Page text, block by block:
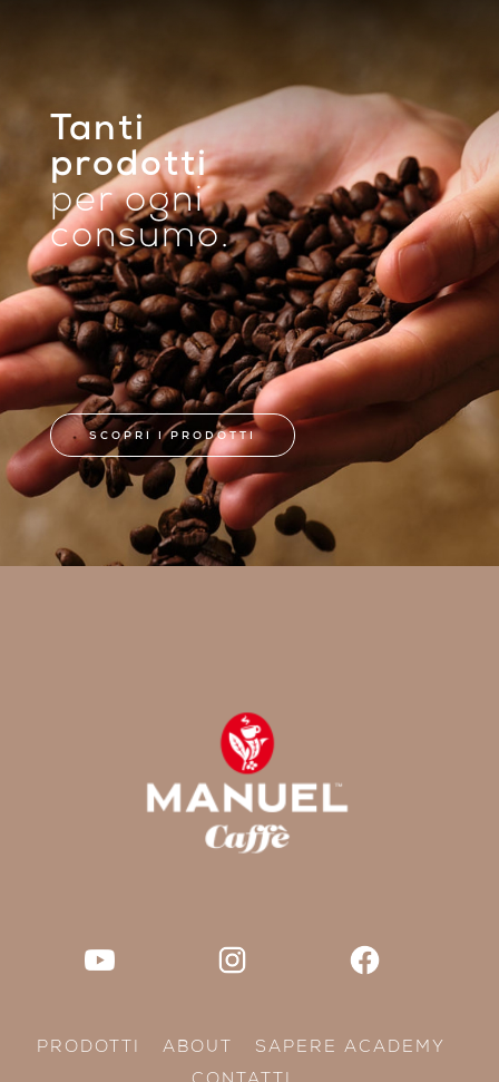
Tanti
prodotti
per ogni
consumo.
SCOPRI I PRODOTTI
PRODOTTI ABOUT
SAPERE ACADEMY